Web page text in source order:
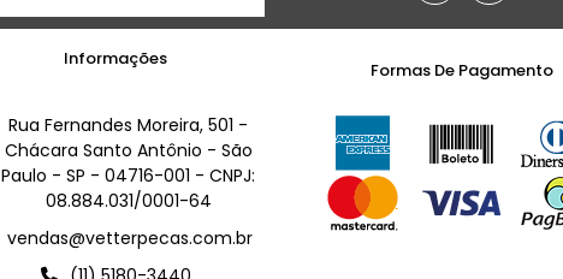
Informações
Rua Fernandes Moreira, 501 -
Chácara Santo Antônio - São
Paulo - SP - 04716-001 - CNPJ:
08.884.031/0001-64
vendas@vetterpecas.com.br
Formas De Pagamento